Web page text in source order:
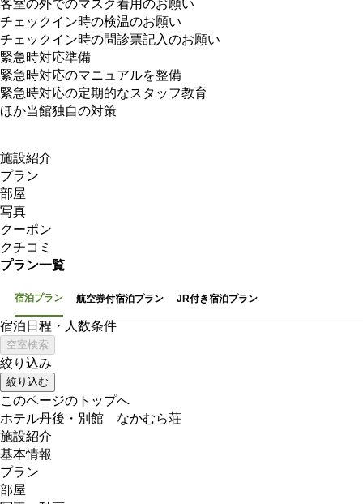
客室の外でのマスク着用のお願い
チェックイン時の検温のお願い
チェックイン時の問診票記入のお願い
緊急時対応準備
緊急時対応のマニュアルを整備
緊急時対応の定期的なスタッフ教育
ほか当館独自の対策
施設紹介
プラン
部屋
写真
クーポン
クチコミ
プラン一覧
宿泊プラン 航空券付宿泊プラン JR付き宿泊プラン
宿泊日程・人数条件
空室検索
絞り込み
このページのトップへ
ホテル丹後・別館 なかむら荘
施設紹介
基本情報
プラン
部屋